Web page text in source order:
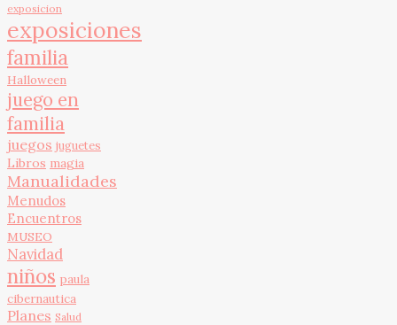
exposicion
exposiciones
familia
Halloween
juego en
familia
juegos juguetes
Libros magia
Manualidades
Menudos
Encuentros
MUSEO
Navidad
niños paula
cibernautica
Planes Salud